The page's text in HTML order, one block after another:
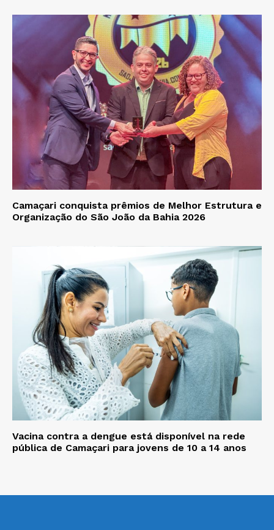
Camaçari conquista prêmios de Melhor Estrutura e
Organização do São João da Bahia 2026
Vacina contra a dengue está disponível na rede
pública de Camaçari para jovens de 10 a 14 anos